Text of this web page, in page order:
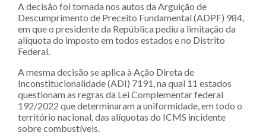
A decisão foi tomada nos autos da Arguição de
Descumprimento de Preceito Fundamental (ADPF) 984,
em que o presidente da República pediu a limitação da
alíquota do imposto em todos estados e no Distrito
Federal.
A mesma decisão se aplica à Ação Direta de
Inconstitucionalidade (ADI) 7191, na qual 11 estados
questionam as regras da Lei Complementar federal
192/2022 que determinaram a uniformidade, em todo o
território nacional, das alíquotas do ICMS incidente
sobre combustíveis.